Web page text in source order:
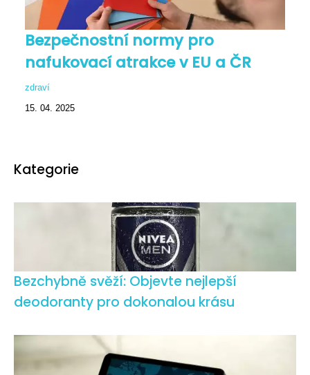
Bezpečnostní normy pro
nafukovací atrakce v EU a ČR
zdraví
15. 04. 2025
Kategorie
Bezchybně svěží: Objevte nejlepší
deodoranty pro dokonalou krásu